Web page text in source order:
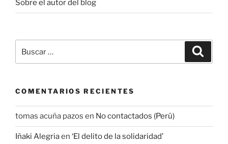
Sobre el autor del blog
por:
COMENTARIOS RECIENTES
tomas acuña pazos en No contactados (Perú)
Iñaki Alegriaen ‘El delito de la solidaridad’